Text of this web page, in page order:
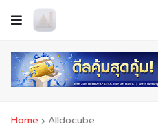
Home Alldocube